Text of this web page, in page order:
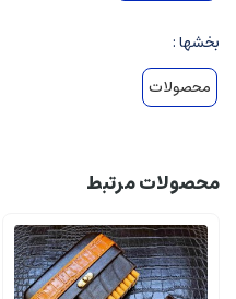
محصول می گردد.
بخشها :
محصولات
محصولات مرتبط